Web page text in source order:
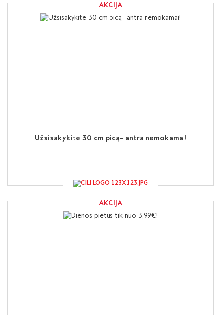
AKCIJA
Užsisakykite 30 cm picą– antra nemokamai!
AKCIJA